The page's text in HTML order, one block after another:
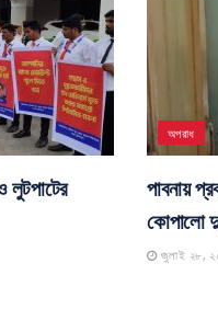
লুটপাটের
অপরাধ
পাবনায়
কোপালো
জুলাই ২৮,